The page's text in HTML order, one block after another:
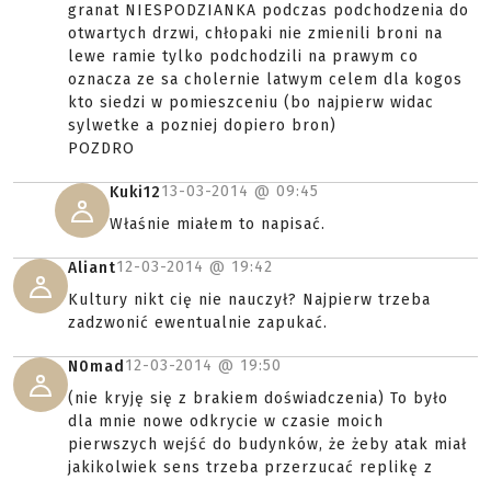
granat NIESPODZIANKA podczas podchodzenia do
otwartych drzwi, chłopaki nie zmienili broni na
lewe ramie tylko podchodzili na prawym co
oznacza ze sa cholernie latwym celem dla kogos
kto siedzi w pomieszceniu (bo najpierw widac
sylwetke a pozniej dopiero bron)
POZDRO
Kuki1213-03-2014 @ 09:45
Właśnie miałem to napisać.
Aliant12-03-2014 @ 19:42
Kultury nikt cię nie nauczył? Najpierw trzeba
zadzwonić ewentualnie zapukać.
N0mad 12-03-2014 @ 19:50
(nie kryję się z brakiem doświadczenia) To było
dla mnie nowe odkrycie w czasie moich
pierwszych wejść do budynków, że żeby atak miał
jakikolwiek sens trzeba przerzucać replikę z